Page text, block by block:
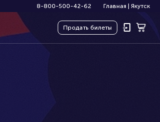
8-800-500-42-62 Главная Якутск
Продать билеты